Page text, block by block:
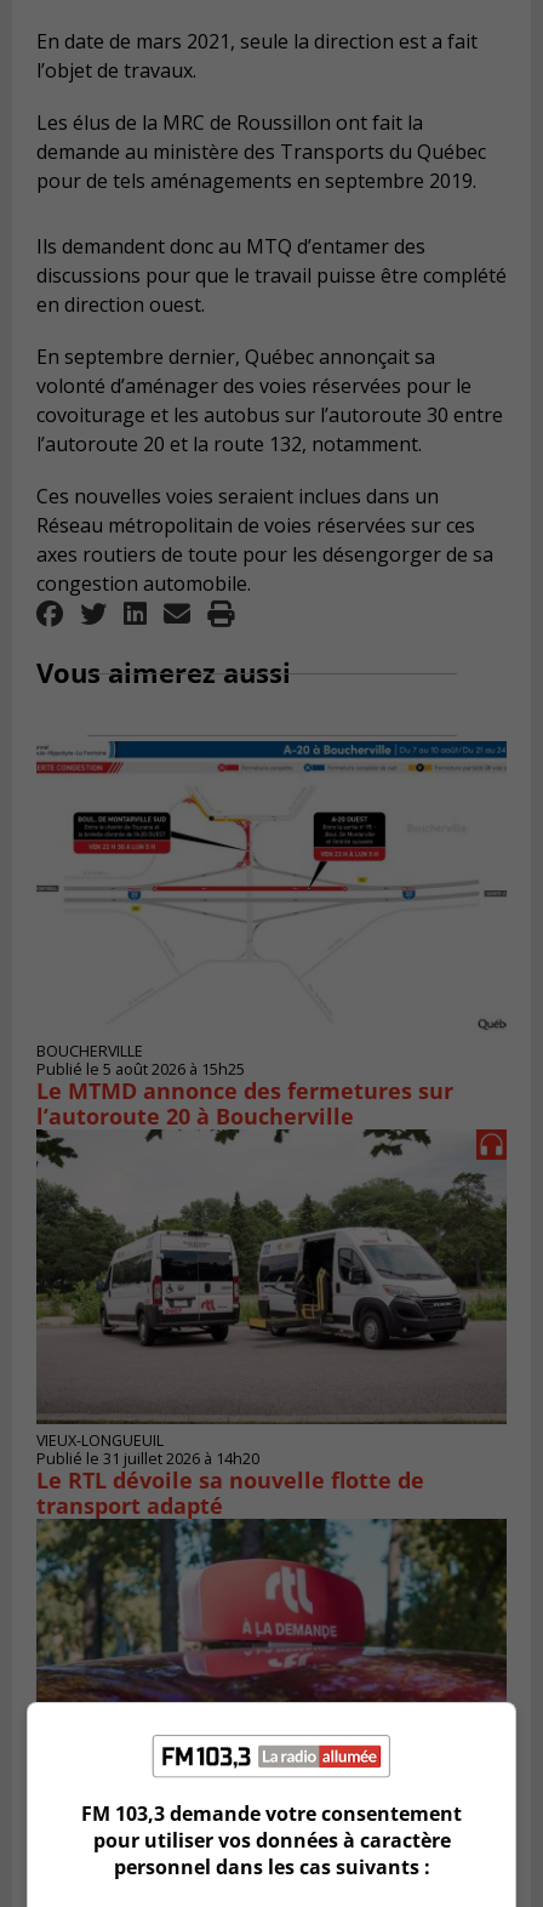
En date de mars 2021, seule la direction est a fait
l’objet de travaux.
Les élus de la MRC de Roussillon ont fait la
demande au ministère des Transports du Québec
pour de tels aménagements en septembre 2019.
Ils demandent donc au MTQ d’entamer des
discussions pour que le travail puisse être complété
en direction ouest.
En septembre dernier, Québec annonçait sa
volonté d’aménager des voies réservées pour le
covoiturage et les autobus sur l’autoroute 30 entre
l’autoroute 20 et la route 132, notamment.
Ces nouvelles voies seraient inclues dans un
Réseau métropolitain de voies réservées sur ces
axes routiers de toute pour les désengorger de sa
congestion automobile.
Vous aimerez aussi
BOUCHERVILLE
Publié le 5 août 2026 à 15h25
Le MTMD annonce des fermetures sur
l’autoroute 20 à Boucherville
VIEUX-LONGUEUIL
Publié le 31 juillet 2026 à 14h20
Le RTL dévoile sa nouvelle flotte de
transport adapté
Publié le 31 juillet 2026 à 12h00
Le transport à la demande du RTL prend
FM 103,3 demande votre consentement
pour utiliser vos données à caractère
personnel dans les cas suivants :